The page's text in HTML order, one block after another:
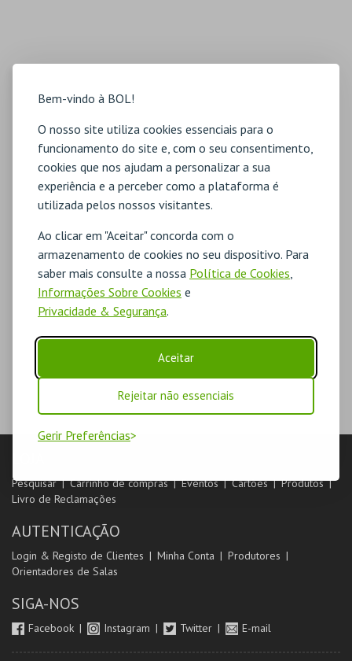
Bem-vindo à BOL!
O nosso site utiliza cookies essenciais para o
funcionamento do site e, com o seu consentimento,
cookies que nos ajudam a personalizar a sua
experiência e a perceber como a plataforma é
utilizada pelos nossos visitantes.
Ao clicar em "Aceitar" concorda com o
armazenamento de cookies no seu dispositivo. Para
saber mais consulte a nossa Política de Cookies,
Informações Sobre Cookies e
Privacidade & Segurança.
Aceitar
Rejeitar não essenciais
Gerir Preferências
Pesquisar Carrinho de compras Eventos Cartões
Produtos
Livro de Reclamações
AUTENTICAÇÃO
Login & Registo de Clientes Minha Conta
Produtores
Orientadores de Salas
SIGA-NOS
Facebook Instagram Twitter E-mail